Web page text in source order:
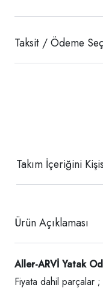
Taksit / Ödeme
Takım İçeriğini
Ürün Açıklaması
Aller-ARVİ Yatak
Fiyata dahil